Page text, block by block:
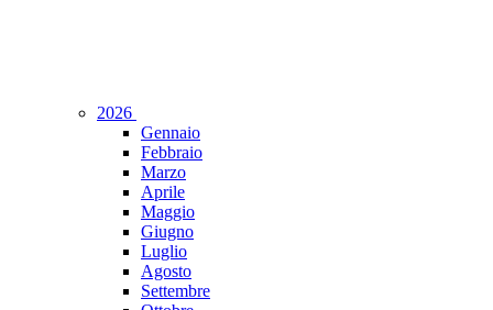
2026
Gennaio
Febbraio
Marzo
Aprile
Maggio
Giugno
Luglio
Agosto
Settembre